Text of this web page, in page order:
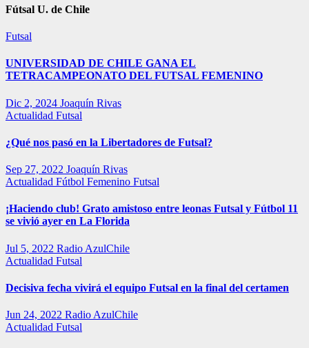
Fútsal U. de Chile
Futsal
UNIVERSIDAD DE CHILE GANA EL
TETRACAMPEONATO DEL FUTSAL FEMENINO
Dic 2, 2024 Joaquín Rivas
Actualidad Futsal
¿Qué nos pasó en la Libertadores de Futsal?
Sep 27, 2022 Joaquín Rivas
Actualidad Fútbol Femenino Futsal
¡Haciendo club! Grato amistoso entre leonas Futsal y Fútbol 11
se vivió ayer en La Florida
Jul 5, 2022 Radio AzulChile
Actualidad Futsal
Decisiva fecha vivirá el equipo Futsal en la final del certamen
Jun 24, 2022 Radio AzulChile
Actualidad Futsal